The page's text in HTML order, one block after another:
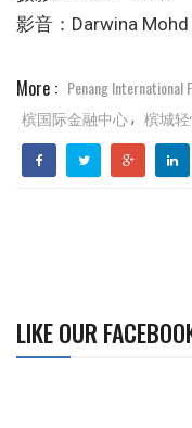
影音：Darwina Mohd
More : Penang International
槟国际金融中心, 槟城
LIKE OUR